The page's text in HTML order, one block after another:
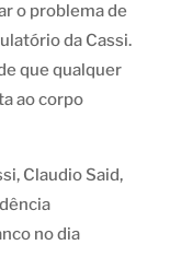
o problema de
da Cassi.
que qualquer
ao corpo
Claudio Said,
no dia